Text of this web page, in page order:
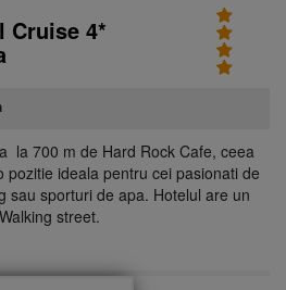
Cruise 4*
la 700 m de Hard Rock Cafe, ceea
pozitie ideala pentru cei pasionati de
sau sporturi de apa. Hotelul are un
street.